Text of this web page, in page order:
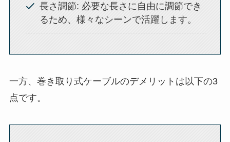
長さ調節: 必要な長さに自由に調節でき
るため、様々なシーンで活躍します。
一方、巻き取り式ケーブルのデメリットは以下の3
点です。